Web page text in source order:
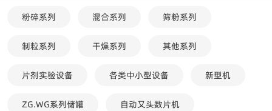
粉碎系列 混合系列 筛粉系列
制粒系列 干燥系列 其他系列
片剂实验设备 各类中小型设备 新型机
ZG.WG系列储罐 自动又头数片机